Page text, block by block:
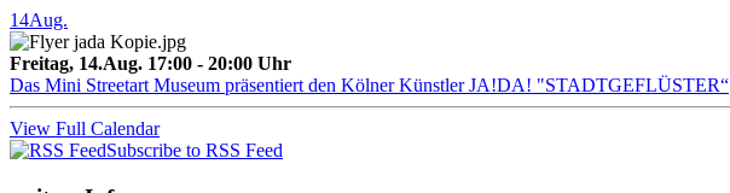
14Aug.
Freitag, 14.Aug. 17:00 - 20:00 Uhr
Das Mini Streetart Museum präsentiert den Kölner Künstler JA!DA! "STADTGEFLÜSTER“
View Full Calendar
Subscribe to RSS Feed